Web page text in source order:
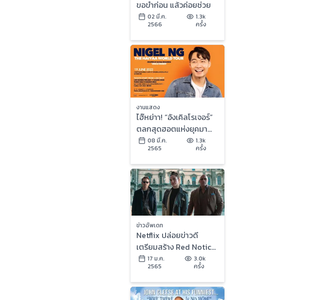
ขอขำก่อน แล้วค่อยช่วย
02 มี.ค.
2566
1.3k
ครั้ง
งานแสดง
ไฮ๊หย่าา! “อังเคิลโรเจอร์”
ตลกสุดฮอตแห่งยุคมา
ไทย เตรียมฮาจัดหนัก ขำ
จัดเต็ม 19 มิถุนายนนี้
08 มี.ค.
2565
1.3k
ครั้ง
ข่าวอัพเดท
Netflix ปล่อยข่าวดี
เตรียมสร้าง Red Notice
2 และ 3 พร้อมกับทีมนัก
แสดงเดิม เตรียมถ่ายทำ
ต้นปี 2023
17 ม.ค.
2565
3.0k
ครั้ง